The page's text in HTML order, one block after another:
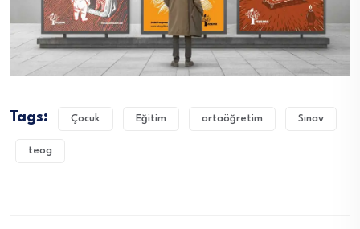
Tags: Çocuk Eğitim ortaöğretim Sınav
teog